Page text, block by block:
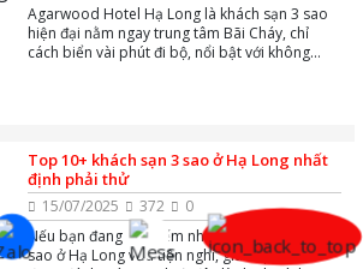
Agarwood Hotel Hạ Long là khách sạn 3 sao
hiện đại nằm ngay trung tâm Bãi Cháy, chỉ
cách biển vài phút đi bộ, nổi bật với không
Top 10+ khách sạn 3 sao ở Hạ Long nhất
định phải thử
15/07/2025 372
0
Nếu bạn đang tìm kiếm những khách sạn 3
sao ở Hạ Long vừa tiện nghi, giá hợp lý lại